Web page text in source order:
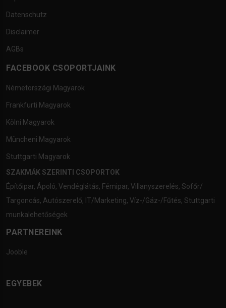
Datenschutz
Disclaimer
AGBs
FACEBOOK CSOPORTJAINK
Németországi Magyarok
Frankfurti Magyarok
Kölni Magyarok
Müncheni Magyarok
Stuttgarti Magyarok
SZAKMÁK SZERINTI CSOPORTOK
Építőipar, Ápoló, Vendéglátás, Fémipar, Villanyszerelés, Sofőr/
Targoncás, Autószerelő, IT/Marketing, Víz-/Gáz-/Fűtés, Stuttgarti
munkalehetőségek
PARTNEREINK
Jooble
EGYEBEK